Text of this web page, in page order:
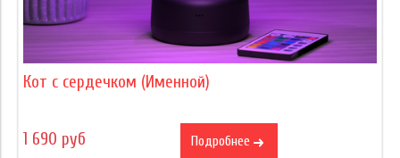
Кот с сердечком (Именной)
1 690 руб Подробнее